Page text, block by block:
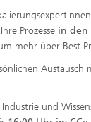
Prozesse in den
mehr über Best
und